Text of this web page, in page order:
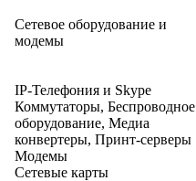
Сетевое оборудование и
модемы
IP-Телефония и Skype
Коммутаторы, Беспроводное
оборудование, Медиа
конвертеры, Принт-серверы
Модемы
Сетевые карты